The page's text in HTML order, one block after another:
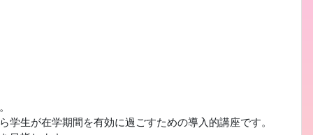
生が在学期間を有効に過ごすための導入的講座です。